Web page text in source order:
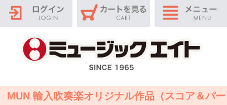
MUN 輸入吹奏楽オリジナル作品（スコア＆パー